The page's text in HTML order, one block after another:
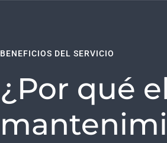
BENEFICIOS DEL SERVICIO
¿Por qué